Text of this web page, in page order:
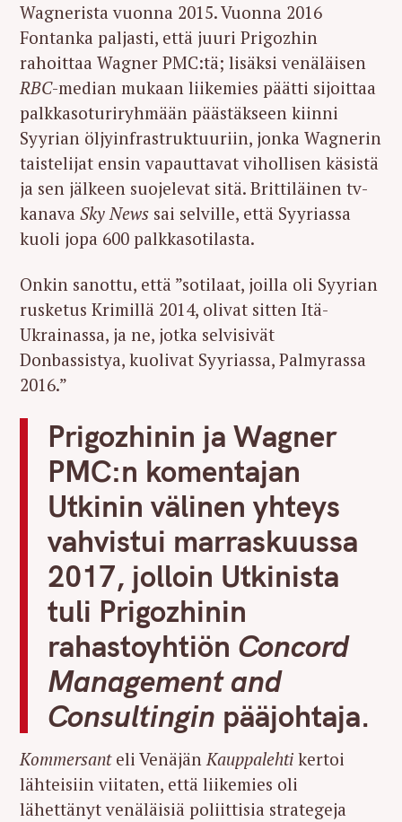
Wagnerista vuonna 2015. Vuonna 2016
Fontanka paljasti, että juuri Prigozhin
rahoittaa Wagner PMC:tä; lisäksi venäläisen
RBC-median mukaan liikemies päätti sijoittaa
palkkasoturiryhmään päästäkseen kiinni
Syyrian öljyinfrastruktuuriin, jonka Wagnerin
taistelijat ensin vapauttavat vihollisen käsistä
ja sen jälkeen suojelevat sitä. Brittiläinen tv-
kanava Sky News sai selville, että Syyriassa
kuoli jopa 600 palkkasotilasta.
Onkin sanottu, että ”sotilaat, joilla oli Syyrian
rusketus Krimillä 2014, olivat sitten Itä-
Ukrainassa, ja ne, jotka selvisivät
Donbassistya, kuolivat Syyriassa, Palmyrassa
2016.”
Prigozhinin ja Wagner
PMC:n komentajan
Utkinin välinen yhteys
vahvistui marraskuussa
2017, jolloin Utkinista
tuli Prigozhinin
rahastoyhtiön Concord
Management and
Consultingin pääjohtaja.
Kommersanteli VenäjänKauppalehti kertoi
lähteisiin viitaten, että liikemies oli
lähettänyt venäläisiä poliittisia strategeja